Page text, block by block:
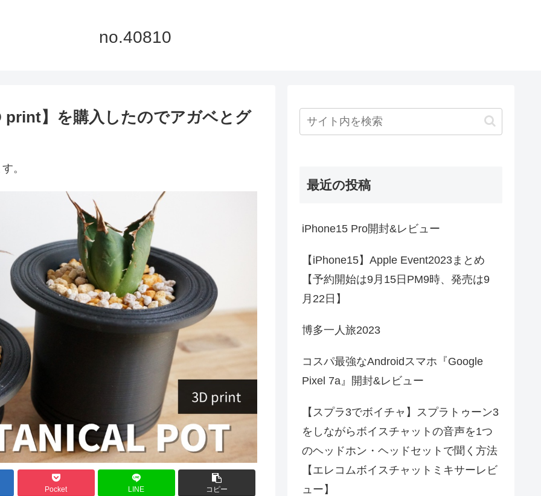
no.40810
print】を購入したのでアガベとグ
。
Pocket LINE コピー
最近の投稿
iPhone15 Pro開封&レビュー
【iPhone15】Apple Event2023まとめ
【予約開始は9月15日PM9時、発売は9
月22日】
博多一人旅2023
コスパ最強なAndroidスマホ『Google
Pixel 7a』開封&レビュー
【スプラ3でボイチャ】スプラトゥーン3
をしながらボイスチャットの音声を1つ
のヘッドホン・ヘッドセットで聞く方法
【エレコムボイスチャットミキサーレビ
ュー】